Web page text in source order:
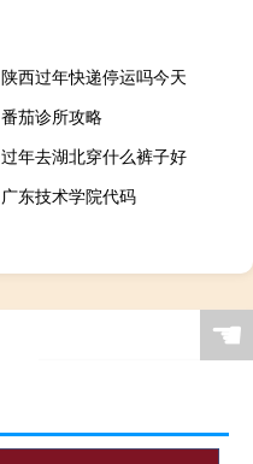
陕西过年快递停运吗今天
番茄诊所攻略
过年去湖北穿什么裤子好
广东技术学院代码
☚